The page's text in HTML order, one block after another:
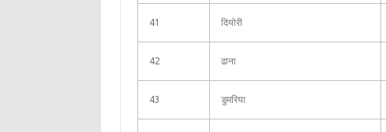
41 दियोरी
42 ढाना
43 डुमरिया